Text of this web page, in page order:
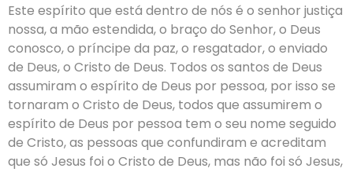
Este espírito que está dentro de nós é o senhor justiça
nossa, a mão estendida, o braço do Senhor, o Deus
conosco, o príncipe da paz, o resgatador, o enviado
de Deus, o Cristo de Deus. Todos os santos de Deus
assumiram o espírito de Deus por pessoa, por isso se
tornaram o Cristo de Deus, todos que assumirem o
espírito de Deus por pessoa tem o seu nome seguido
de Cristo, as pessoas que confundiram e acreditam
que só Jesus foi o Cristo de Deus, mas não foi só Jesus,